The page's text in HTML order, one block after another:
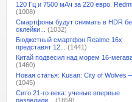
120 Гц и 7500 мАч за 220 евро. Redmi
(1008)
Смартфоны будут снимать в HDR
склейки...
(1032)
Бюджетный смартфон Realme 16x
представят 12...
(1441)
Китай подвесил над морем 16-
(1460)
Новая статья: Kusan: City of Wolves
(1045)
Сито 21-го века: ученые впервые
разделили...
(1859)